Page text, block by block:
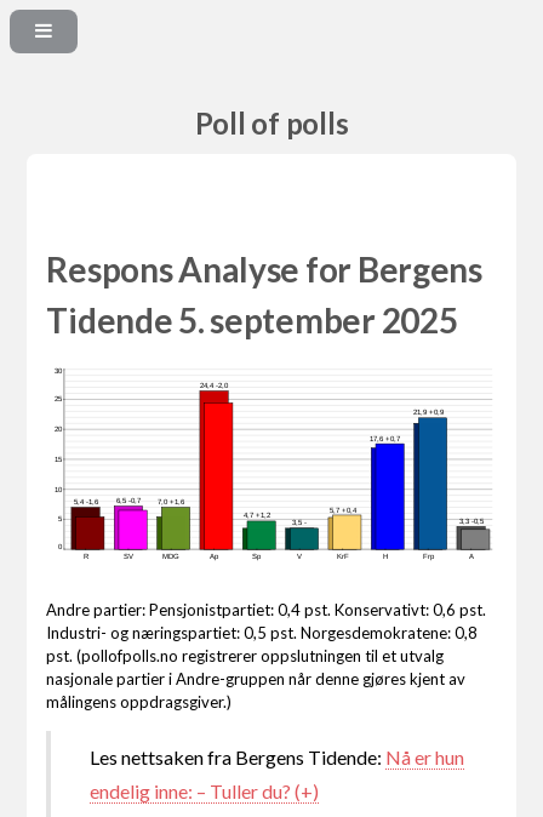
Poll of polls
Respons Analyse for Bergens
Tidende 5. september 2025
5,4 -1,6 6,5 -0,7 7,0 +1,6
24,4 -2,0
4,7 +1,2
3,5 -
5,7 +0,4
17,6 +0,7
21,9 +0,9
3,3 -0,5
R SV MDG Ap Sp V KrF H Frp A
0
5
10
15
20
25
30
Andre partier: Pensjonistpartiet: 0,4 pst. Konservativt: 0,6 pst.
Industri- og næringspartiet: 0,5 pst. Norgesdemokratene: 0,8
pst. (pollofpolls.no registrerer oppslutningen til et utvalg
nasjonale partier i Andre-gruppen når denne gjøres kjent av
målingens oppdragsgiver.)
Les nettsaken fra Bergens Tidende: Nå er hun
endelig inne: – Tuller du? (+)